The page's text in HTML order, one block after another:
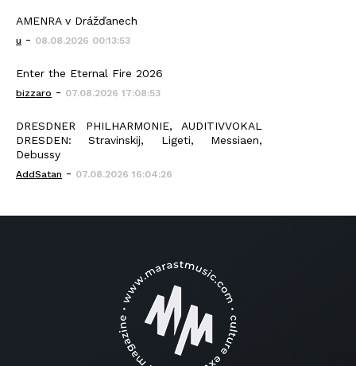
AMENRA v Drážďanech
u - 08.08.2026 00:13:53
Enter the Eternal Fire 2026
bizzaro - 07.08.2026 17:08:53
DRESDNER PHILHARMONIE, AUDITIVVOKAL
DRESDEN: Stravinskij, Ligeti, Messiaen,
Debussy
AddSatan - 07.08.2026 16:04:26